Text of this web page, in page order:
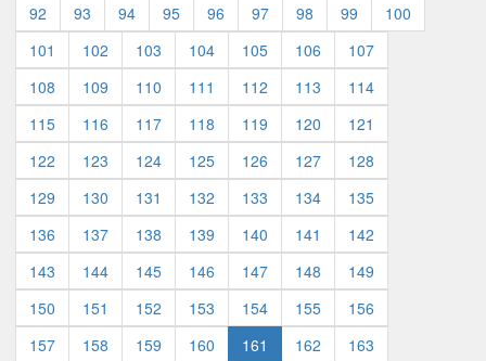
92
93 94 95 96 97 98 99
100
101
102 103 104 105 106
107
108
109 110 111 112 113
114
115
116 117 118 119 120
121
122
123 124 125 126 127
128
129
130 131 132 133 134
135
136
137 138 139 140 141
142
143
144 145 146 147 148
149
150
151 152 153 154 155
156
157
158 159 160 161 162
163